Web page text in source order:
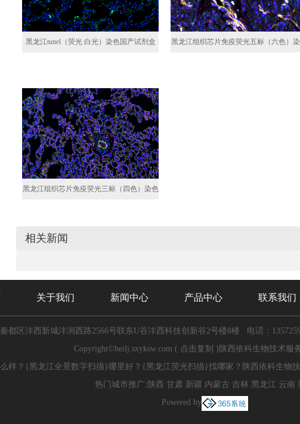
黑龙江tunel（荧光 白光）染色国产试剂盒 黑龙江组织芯片免疫荧光五标（六色）
黑龙江组织芯片免疫荧光三标（四色）染色
相关新闻
关于我们 新闻中心 产品中心 联系我们
都区沣西新城沣润西路2566号联东U谷沣西科技创新谷2号楼8楼 电话：
Copyright© heilj.sxyksw.com ( 点击复制 )陕西依科生物技术服
样？{黑龙江全景数字扫描}哪里好？{黑龙江荧光扫描}找哪家？陕西依科生物
热门城市推广: 陕西 甘肃 新疆 内蒙古 吉林 黑龙江 云南
Powered by